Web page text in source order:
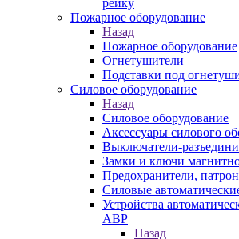
рейку
Пожарное оборудование
Назад
Пожарное оборудование
Огнетушители
Подставки под
Силовое оборудование
Назад
Силовое оборудование
Аксессуары силового
Выключатели-
Замки и ключи
Предохранители,
Силовые
Устройства
АВР
Назад